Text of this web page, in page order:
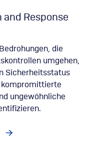
and Response
die
umgehen,
Sicherheitsstatus
kompromittierte
ungewöhnliche